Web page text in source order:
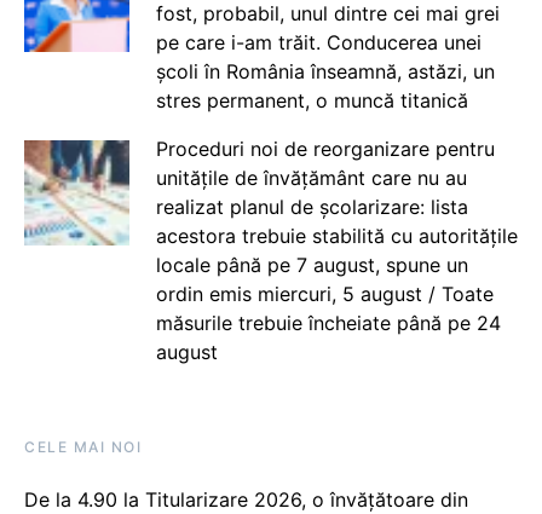
fost, probabil, unul dintre cei mai grei
pe care i-am trăit. Conducerea unei
școli în România înseamnă, astăzi, un
stres permanent, o muncă titanică
Proceduri noi de reorganizare pentru
unitățile de învățământ care nu au
realizat planul de școlarizare: lista
acestora trebuie stabilită cu autoritățile
locale până pe 7 august, spune un
ordin emis miercuri, 5 august / Toate
măsurile trebuie încheiate până pe 24
august
CELE MAI NOI
De la 4.90 la Titularizare 2026, o învățătoare din